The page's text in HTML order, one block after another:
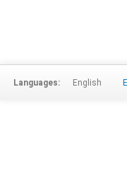
Languages: English